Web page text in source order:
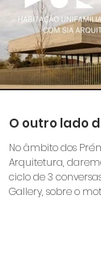
O outro lado
No âmbito dos
Arquitetura,
ciclo de 3
Gallery, sobre o